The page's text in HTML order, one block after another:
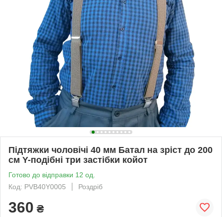
Підтяжки чоловічі 40 мм Батал на зріст до 200
см Y-подібні три застібки койот
Готово до відправки 12 од.
Код: PVB40Y0005
Роздріб
360 ₴